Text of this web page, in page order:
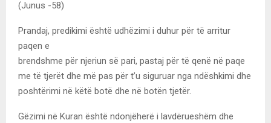
(Junus -58)
Prandaj, predikimi është udhëzimi i duhur për të arritur
paqen e
brendshme për njeriun së pari, pastaj për të qenë në paqe
me të tjerët dhe më pas për t’u siguruar nga ndëshkimi dhe
poshtërimi në këtë botë dhe në botën tjetër.
Gëzimi në Kuran është ndonjëherë i lavdërueshëm dhe